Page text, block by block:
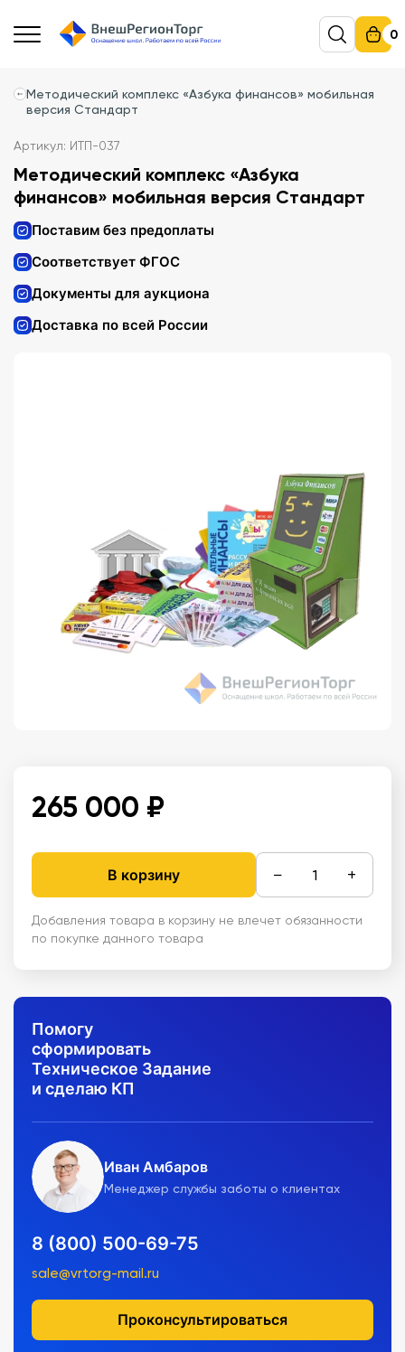
0
Методический комплекс «Азбука финансов» мобильная
версия Стандарт
Артикул: ИТП-037
Методический комплекс «Азбука
финансов» мобильная версия Стандарт
Поставим без предоплаты
Соответствует ФГОС
Документы для аукциона
Доставка по всей России
265 000 ₽
В корзину − +
Добавления товара в корзину не влечет обязанности
по покупке данного товара
Помогу
сформировать
Техническое Задание
и сделаю КП
Иван Амбаров
Менеджер службы заботы о клиентах
8 (800) 500-69-75
sale@vrtorg-mail.ru
Проконсультироваться